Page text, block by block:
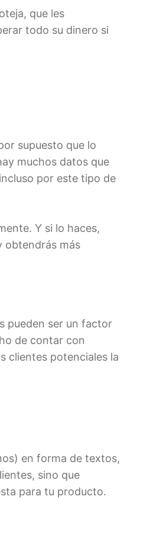
que les
todo su dinero si
supuesto que lo
muchos datos que
por este tipo de
Y si lo haces,
obtendrás más
pueden ser un factor
de contar con
clientes potenciales la
en forma de textos,
sino que
para tu producto.